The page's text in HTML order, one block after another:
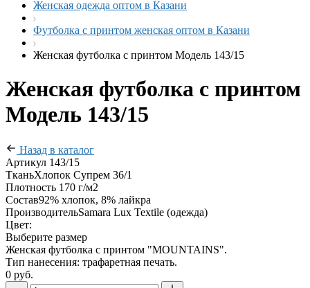
Женская одежда оптом в Казани
Футболка с принтом женская оптом в Казани
Женская футболка с принтом Модель 143/15
Женская футболка с принтом
Модель 143/15
Назад в каталог
Артикул 143/15
ТканьХлопок Супрем 36/1
Плотность 170 г/м2
Состав92% хлопок, 8% лайкра
ПроизводительSamara Lux Textile (одежда)
Цвет:
Выберите размер
Женская футболка с принтом "MOUNTAINS".
Тип нанесения: трафаретная печать.
0 руб.